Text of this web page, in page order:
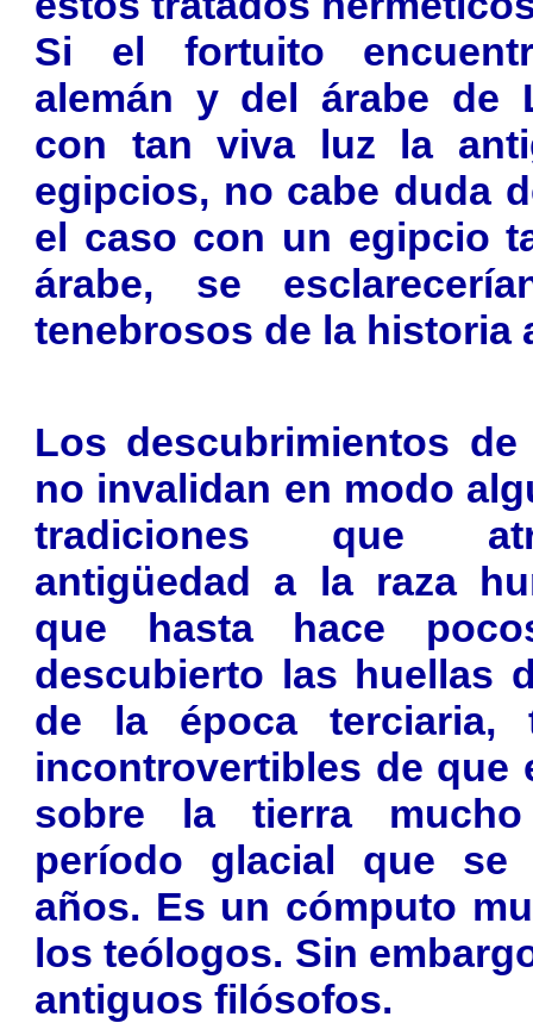
Si el fortuito
alemán y del árabe de
con tan viva luz la
egipcios, no cabe duda
el caso con un egipcio
árabe, se
tenebrosos de la historia
Los descubrimientos
no invalidan en modo
tradiciones que
antigüedad a la raza
que hasta hace
descubierto las huellas
de la época terciaria,
incontrovertibles de que
sobre la tierra
período glacial que se
años. Es un cómputo
los teólogos. Sin
antiguos filósofos.